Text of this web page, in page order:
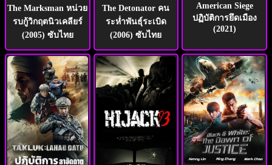
The Marksman หน่วย
รบกู้วิกฤตนิวเคลียร์
(2005) ซับไทย
The Detonator คน
ระห่ำพันธุ์ระเบิด
(2006) ซับไทย
American Siege
ปฏิบัติการยึดเมือง
(2021)